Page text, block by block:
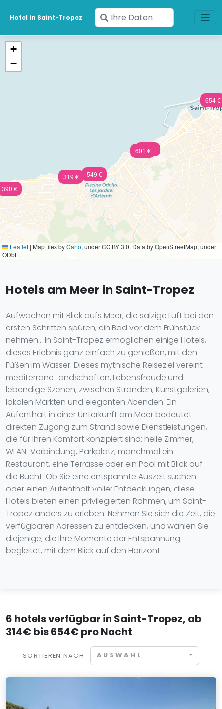
Hotel in Saint-Tropez
Geben
Sie
390 €
549 €
654 €
314 €
319 €
601 €
+
−
Leaflet | Map tiles byCarto, under CC BY 3.0. Data by OpenStreetMap, under
ODbL.
Hotels am Meer in Saint-Tropez
Aufwachen mit Blick aufs Meer, die salzige Luft bei den
ersten Schritten spüren, ein Bad vor dem Frühstück
nehmen... In Saint-Tropez ermöglichen einige Hotels,
dieses Erlebnis ganz einfach zu genießen, mit den
Füßen im Wasser. Dieses mythische Reiseziel vereint
mediterrane Landschaften, Lebensfreude und
lebendige Szenen, zwischen Stränden, Kunstgalerien,
lokalen Märkten und eleganten Abenden. Ein
Aufenthalt in einer Unterkunft am Meer bedeutet
direkten Zugang zum Strand sowie Dienstleistungen,
die für Ihren Komfort konzipiert sind: helle Zimmer,
WLAN-Verbindung, Parkplatz, manchmal ein
Restaurant, eine Terrasse oder ein Pool mit Blick auf
die Bucht. Ob Sie eine entspannte Auszeit suchen
oder einen Aufenthalt voller Entdeckungen, diese
Hotels bieten einen privilegierten Rahmen, um Saint-
Tropez anders zu erleben. Nehmen Sie sich die Zeit, die
verfügbaren Adressen zu entdecken, und wählen Sie
diejenige, die Ihre Momente der Entspannung
begleitet, mit dem Blick auf den Horizont.
6 hotels verfügbar in Saint-Tropez, ab
314€ bis 654€ pro Nacht
SORTIEREN NACH AUSWAHL